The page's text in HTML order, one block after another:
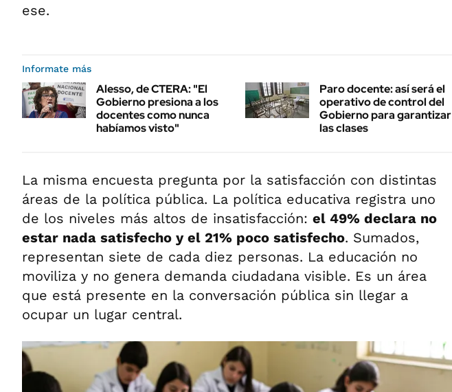
ese.
Informate más
Alesso, de CTERA: "El
Gobierno presiona a los
docentes como nunca
habíamos visto"
Paro docente: así será el
operativo de control del
Gobierno para garantizar
las clases
La misma encuesta pregunta por la satisfacción con distintas
áreas de la política pública. La política educativa registra uno
de los niveles más altos de insatisfacción: el 49% declara no
estar nada satisfecho y el 21% poco satisfecho. Sumados,
representan siete de cada diez personas. La educación no
moviliza y no genera demanda ciudadana visible. Es un área
que está presente en la conversación pública sin llegar a
ocupar un lugar central.